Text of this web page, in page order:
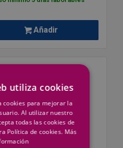
Añadir
utiliza cookies
cookies para mejorar la
Al utilizar nuestro
todas las cookies de
Política de cookies. Más